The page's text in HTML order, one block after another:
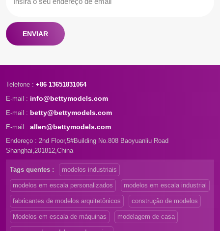
ENVIAR
Telefone : +86 13651831064
E-mail : info@bettymodels.com
E-mail : betty@bettymodels.com
E-mail : allen@bettymodels.com
Endereço : 2nd Floor,5#Building No.808 Baoyuanliu Road
Shanghai,201812,China
Tags quentes : modelos industriais
modelos em escala personalizados modelos em escala industrial
fabricantes de modelos arquitetônicos construção de modelos
Modelos em escala de máquinas modelagem de casa